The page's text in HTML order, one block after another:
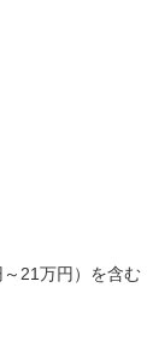
21万円）を含む